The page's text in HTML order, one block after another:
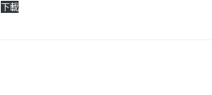
下載